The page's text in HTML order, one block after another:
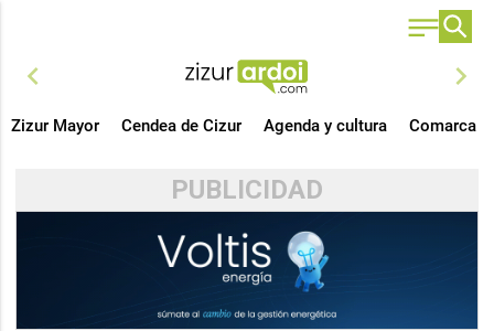
chevron_left chevron_right
Zizur Mayor Cendea de Cizur Agenda y cultura Comarca
PUBLICIDAD